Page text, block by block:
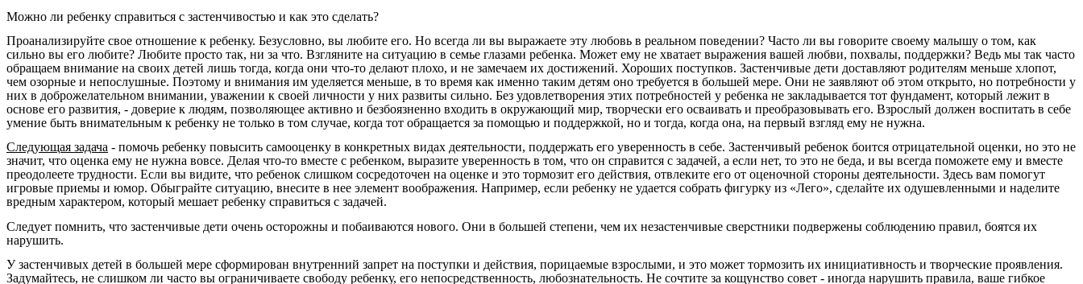
Можно ли ребенку справиться с застенчивостью и как это сделать?
Проанализируйте свое отношение к ребенку. Безусловно, вы любите его. Но всегда ли вы выражаете эту любовь в реальном поведении? Часто ли вы говорите своему малышу о том, как
сильно вы его любите? Любите просто так, ни за что. Взгляните на ситуацию в семье глазами ребенка. Может ему не хватает выражения вашей любви, похвалы, поддержки? Ведь мы так часто
обращаем внимание на своих детей лишь тогда, когда они что-то делают плохо, и не замечаем их достижений. Хороших поступков. Застенчивые дети доставляют родителям меньше хлопот,
чем озорные и непослушные. Поэтому и внимания им уделяется меньше, в то время как именно таким детям оно требуется в большей мере. Они не заявляют об этом открыто, но потребности у
них в доброжелательном внимании, уважении к своей личности у них развиты сильно. Без удовлетворения этих потребностей у ребенка не закладывается тот фундамент, который лежит в
основе его развития, - доверие к людям, позволяющее активно и безбоязненно входить в окружающий мир, творчески его осваивать и преобразовывать его. Взрослый должен воспитать в себе
умение быть внимательным к ребенку не только в том случае, когда тот обращается за помощью и поддержкой, но и тогда, когда она, на первый взгляд ему не нужна.
Следующая задача - помочь ребенку повысить самооценку в конкретных видах деятельности, поддержать его уверенность в себе. Застенчивый ребенок боится отрицательной оценки, но это не
значит, что оценка ему не нужна вовсе. Делая что-то вместе с ребенком, выразите уверенность в том, что он справится с задачей, а если нет, то это не беда, и вы всегда поможете ему и вместе
преодолеете трудности. Если вы видите, что ребенок слишком сосредоточен на оценке и это тормозит его действия, отвлеките его от оценочной стороны деятельности. Здесь вам помогут
игровые приемы и юмор. Обыграйте ситуацию, внесите в нее элемент воображения. Например, если ребенку не удается собрать фигурку из «Лего», сделайте их одушевленными и наделите
вредным характером, который мешает ребенку справиться с задачей.
Следует помнить, что застенчивые дети очень осторожны и побаиваются нового. Они в большей степени, чем их незастенчивые сверстники подвержены соблюдению правил, боятся их
нарушить.
У застенчивых детей в большей мере сформирован внутренний запрет на поступки и действия, порицаемые взрослыми, и это может тормозить их инициативность и творческие проявления.
Задумайтесь, не слишком ли часто вы ограничиваете свободу ребенку, его непосредственность, любознательность. Не сочтите за кощунство совет - иногда нарушить правила, ваше гибкое